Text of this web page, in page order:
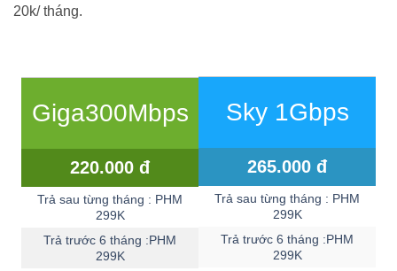
20k/ tháng.
Giga300Mbps
220.000 đ
Trả sau từng tháng : PHM
299K
Trả trước 6 tháng :PHM
299K
Sky 1Gbps
265.000 đ
Trả sau từng tháng : PHM
299K
Trả trước 6 tháng :PHM
299K